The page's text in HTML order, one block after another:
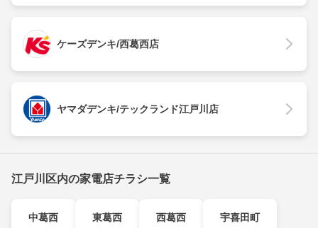
ケーズデンキ/西葛西店
ヤマダデンキ/テックランド江戸川店
江戸川区内の家電店チラシ一覧
中葛西 東葛西 西葛西 宇喜田町